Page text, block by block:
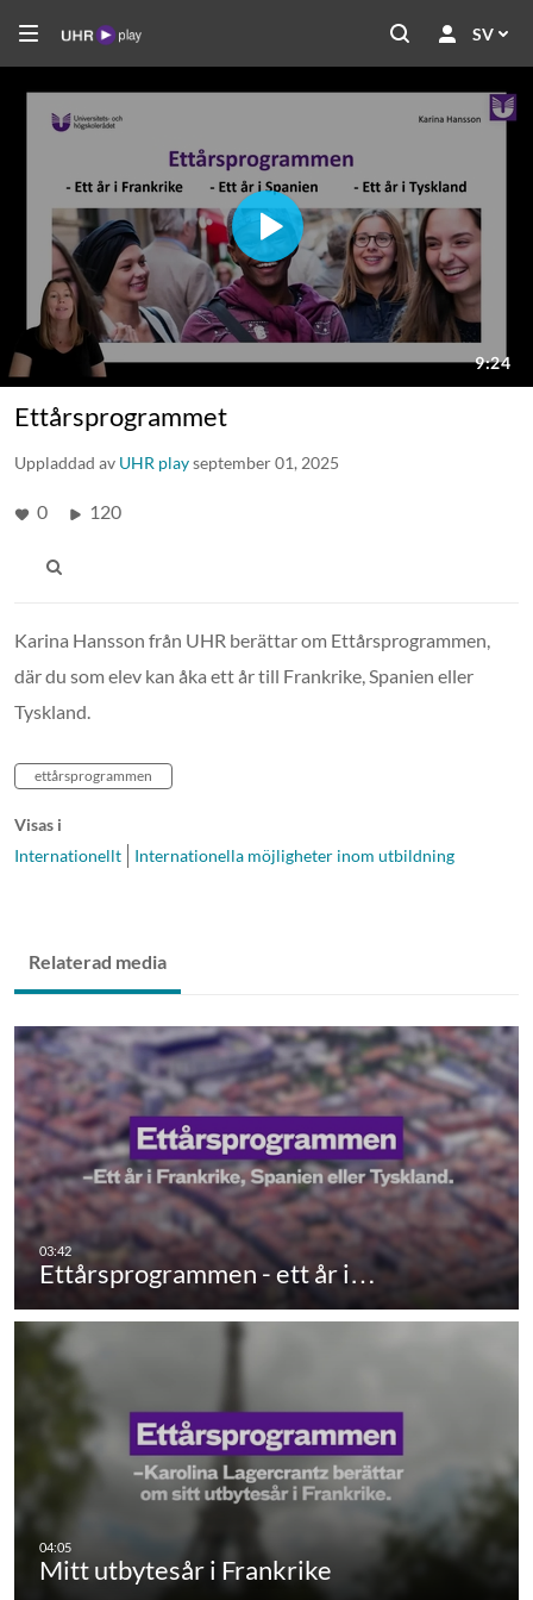
SV
Ettårsprogrammet
Uppladdad av UHR playseptember 01, 2025
0 120
Karina Hansson från UHR berättar om Ettårsprogrammen,
där du som elev kan åka ett år till Frankrike, Spanien eller
Tyskland.
ettårsprogrammen
Visas i
Internationellt
Internationella möjligheter inom utbildning
Relaterad media
Ettårsprogrammen - ett år i…
Mitt utbytesår i Frankrike